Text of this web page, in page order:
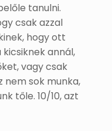
tanulni.
csak azzal
hogy ott
annál,
vagy csak
nem sok munka,
tőle. 10/10, azt